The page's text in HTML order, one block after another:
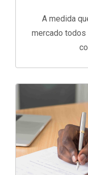
A medida
mercado